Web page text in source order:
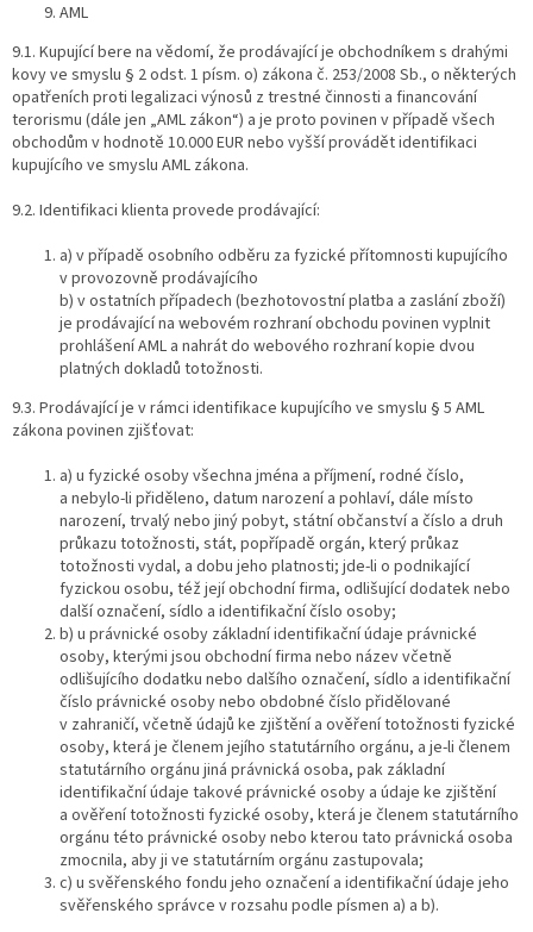
AML
9.1. Kupující bere na vědomí, že prodávající je obchodníkem s drahými
kovy ve smyslu § 2 odst. 1 písm. o) zákona č. 253/2008 Sb., o některých
opatřeních proti legalizaci výnosů z trestné činnosti a financování
terorismu (dále jen „AML zákon“) a je proto povinen v případě všech
obchodům v hodnotě 10.000 EUR nebo vyšší provádět identifikaci
kupujícího ve smyslu AML zákona.
9.2. Identifikaci klienta provede prodávající:
a) v případě osobního odběru za fyzické přítomnosti kupujícího
v provozovně prodávajícího
b) v ostatních případech (bezhotovostní platba a zaslání zboží)
je prodávající na webovém rozhraní obchodu povinen vyplnit
prohlášení AML a nahrát do webového rozhraní kopie dvou
platných dokladů totožnosti.
9.3. Prodávající je v rámci identifikace kupujícího ve smyslu § 5 AML
zákona povinen zjišťovat:
a) u fyzické osoby všechna jména a příjmení, rodné číslo,
a nebylo-li přiděleno, datum narození a pohlaví, dále místo
narození, trvalý nebo jiný pobyt, státní občanství a číslo a druh
průkazu totožnosti, stát, popřípadě orgán, který průkaz
totožnosti vydal, a dobu jeho platnosti; jde-li o podnikající
fyzickou osobu, též její obchodní firma, odlišující dodatek nebo
další označení, sídlo a identifikační číslo osoby;
b) u právnické osoby základní identifikační údaje právnické
osoby, kterými jsou obchodní firma nebo název včetně
odlišujícího dodatku nebo dalšího označení, sídlo a identifikační
číslo právnické osoby nebo obdobné číslo přidělované
v zahraničí, včetně údajů ke zjištění a ověření totožnosti fyzické
osoby, která je členem jejího statutárního orgánu, a je-li členem
statutárního orgánu jiná právnická osoba, pak základní
identifikační údaje takové právnické osoby a údaje ke zjištění
a ověření totožnosti fyzické osoby, která je členem statutárního
orgánu této právnické osoby nebo kterou tato právnická osoba
zmocnila, aby ji ve statutárním orgánu zastupovala;
c) u svěřenského fondu jeho označení a identifikační údaje jeho
svěřenského správce v rozsahu podle písmen a) a b).